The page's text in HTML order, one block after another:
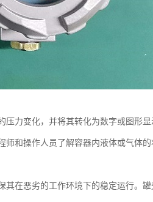
压力变化，并将其转化为数字或图形
和操作人员了解容器内液体或气体的
其在恶劣的工作环境下的稳定运行。